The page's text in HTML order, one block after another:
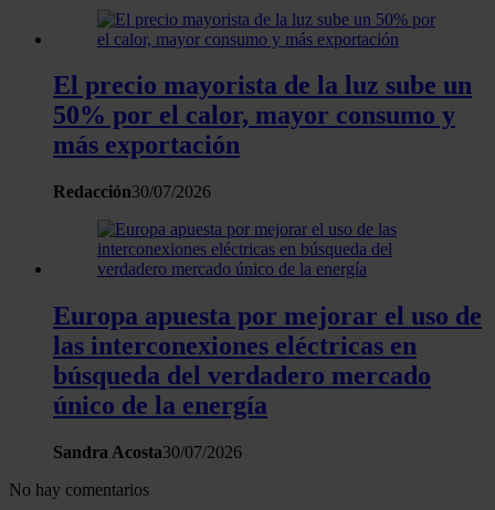
El precio mayorista de la luz sube un
50% por el calor, mayor consumo y
más exportación
Redacción30/07/2026
Europa apuesta por mejorar el uso de
las interconexiones eléctricas en
búsqueda del verdadero mercado
único de la energía
Sandra Acosta30/07/2026
No hay comentarios